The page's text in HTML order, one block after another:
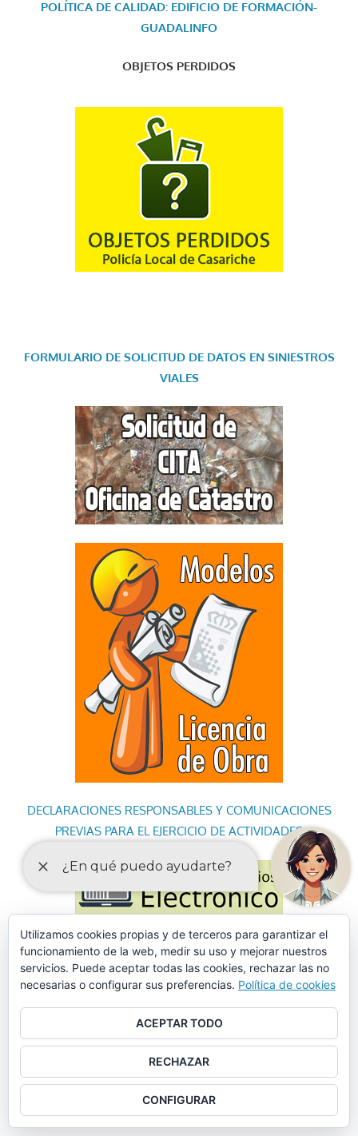
POLÍTICA DE CALIDAD: EDIFICIO DE FORMACIÓN-
GUADALINFO
OBJETOS PERDIDOS
FORMULARIO DE SOLICITUD DE DATOS EN SINIESTROS
VIALES
DECLARACIONES RESPONSABLES Y COMUNICACIONES
PREVIAS PARA EL EJERCICIO DE ACTIVIDADES
Utilizamos cookies propias y de terceros para garantizar el
funcionamiento de la web, medir su uso y mejorar nuestros
servicios. Puede aceptar todas las cookies, rechazar las no
necesarias o configurar sus preferencias. Política de cookies
ACEPTAR TODO
RECHAZAR
CONFIGURAR